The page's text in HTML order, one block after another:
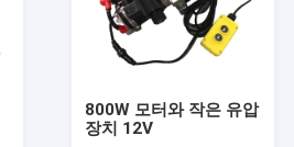
800W 모터와 작은 유압
장치 12V